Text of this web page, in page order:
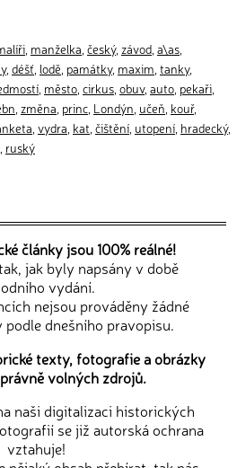
manželka český, závod a\as
, déšť lodě památky, maxim tanky,
město cirkus obuv, auto pekaři
změna princ Londýn učeň kouř,
vydra kat čištění utopení hradecký,
ruský
články jsou 100% reálné!
jak byly napsány v době
vydání.
nejsou prováděny žádné
dnešního pravopisu.
texty, fotografie a obrázky
volných zdrojů.
naši digitalizaci historických
se již autorská ochrana
vztahuje!